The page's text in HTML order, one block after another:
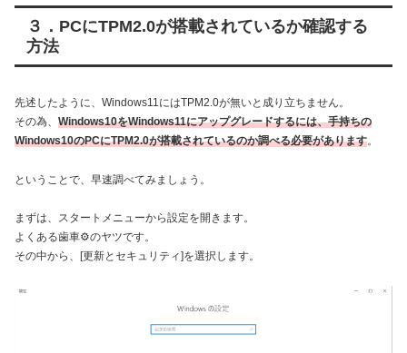
３．PCにTPM2.0が搭載されているか確認する
方法
先述したように、Windows11にはTPM2.0が無いと成り立ちません。
その為、 Windows10をWindows11にアップグレードするには、手持ちの
Windows10のPCにTPM2.0が搭載されているのか調べる必要があります。
ということで、早速調べてみましょう。
まずは、スタートメニューから設定を開きます。
よくある歯車⚙のヤツです。
その中から、[更新とセキュリティ]を選択します。